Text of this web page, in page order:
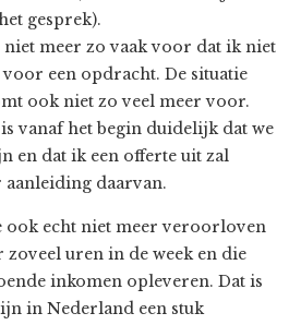
gesprek).
niet meer zo vaak voor dat ik niet
een opdracht. De situatie
ook niet zo veel meer voor.
vanaf het begin duidelijk dat we
en dat ik een offerte uit zal
aanleiding daarvan.
ook echt niet meer veroorloven
zoveel uren in de week en die
inkomen opleveren. Dat is
in Nederland een stuk